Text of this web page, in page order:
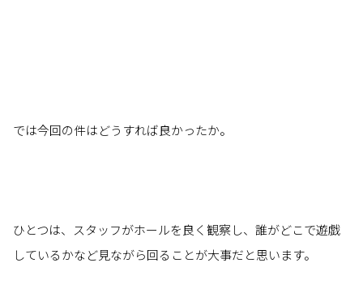
では今回の件はどうすれば良かったか。
ひとつは、スタッフがホールを良く観察し、誰がどこで遊戯
しているかなど見ながら回ることが大事だと思います。